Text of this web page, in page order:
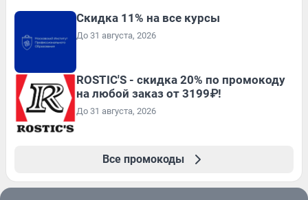
Скидка 11% на все курсы
До 31 августа, 2026
ROSTIC'S - скидка 20% по промокоду
на любой заказ от 3199₽!
До 31 августа, 2026
Все промокоды